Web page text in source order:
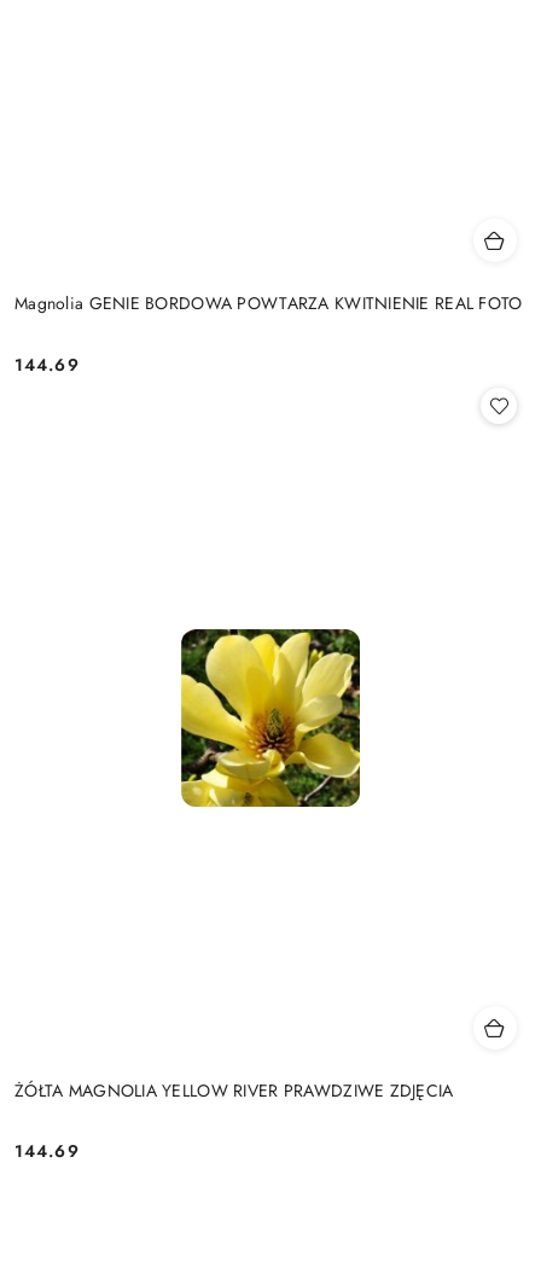
Magnolia GENIE BORDOWA POWTARZA KWITNIENIE REAL FOTO
Cena:
144.69
ŻÓŁTA MAGNOLIA YELLOW RIVER PRAWDZIWE ZDJĘCIA
Cena:
144.69